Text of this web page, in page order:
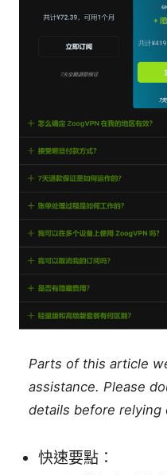
Parts of this article
assistance. Please
details before relying
快速要點：